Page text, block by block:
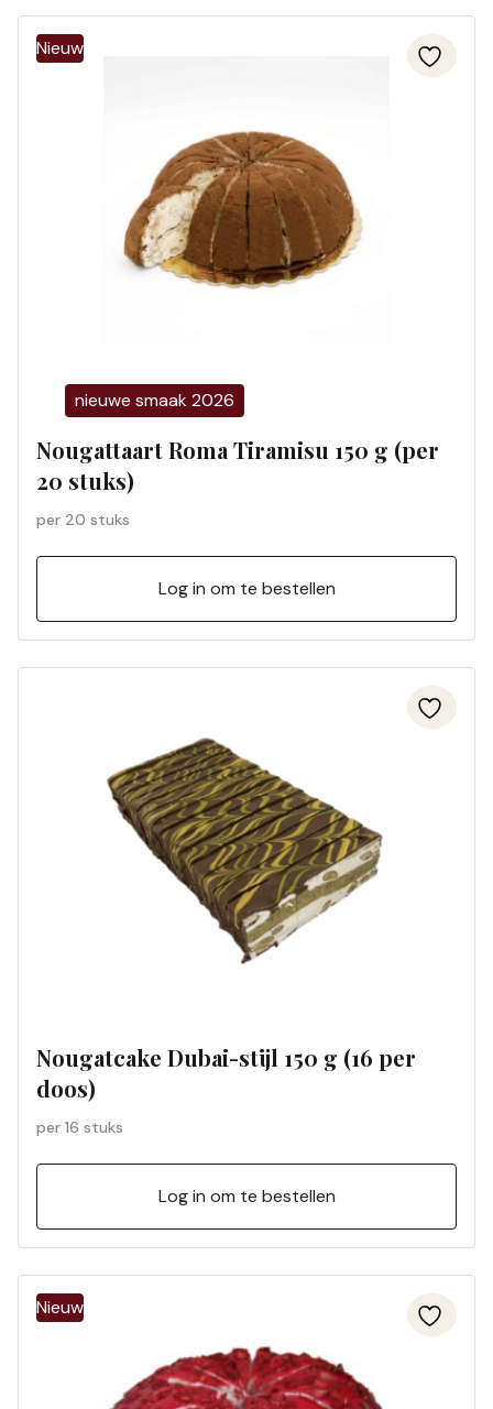
nieuwe smaak 2026
Nougattaart Roma Tiramisu 150 g (per
20 stuks)
per 20 stuks
Log in om te bestellen
Nougatcake Dubai-stijl 150 g (16 per
doos)
per 16 stuks
Log in om te bestellen